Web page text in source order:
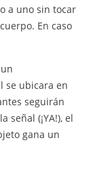
a uno sin tocar
En caso
se ubicara en
seguirán
señal (¡YA!), el
gana un